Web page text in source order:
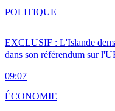
EXCLUSIF : L'Islande
dans son référendum sur
09:07
POLITIQUE
ÉCONOMIE